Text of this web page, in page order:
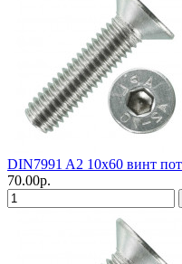
DIN7991 A2 10х60 винт
70.00р.